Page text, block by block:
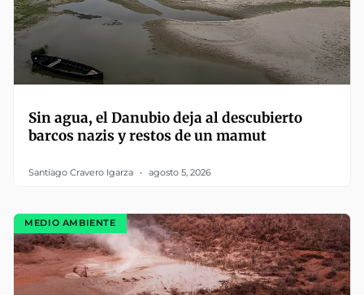
Sin agua, el Danubio deja al descubierto
barcos nazis y restos de un mamut
Santiago Cravero Igarza agosto 5, 2026
MEDIO AMBIENTE